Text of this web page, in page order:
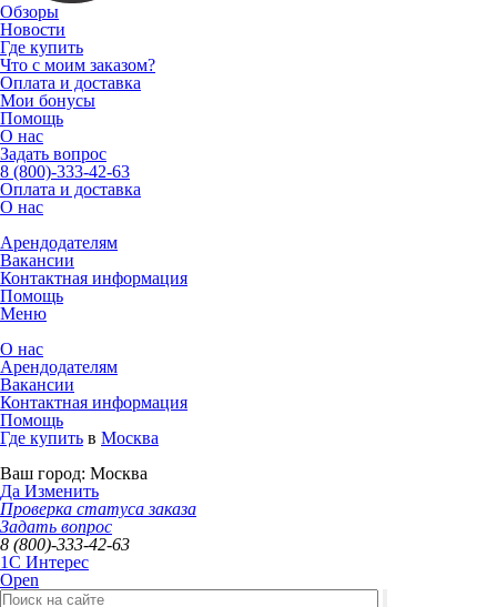
Обзоры
Новости
Где купить
Что с моим заказом?
Оплата и доставка
Мои бонусы
Помощь
О нас
Задать вопрос
8 (800)-333-42-63
Оплата и доставка
О нас
Арендодателям
Вакансии
Контактная информация
Помощь
Меню
О нас
Арендодателям
Вакансии
Контактная информация
Помощь
Где купить в Москва
Ваш город: Москва
Да Изменить
Проверка статуса заказа
Задать вопрос
8 (800)-333-42-63
1C Интерес
Open